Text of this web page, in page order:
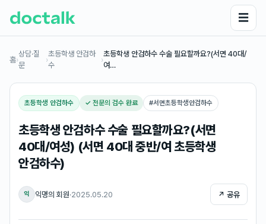
☰
홈›
상담·질
문
›
초등학생 안검하
수
›
초등학생 안검하수 수술 필요할까요?(서면 40대/
여…
초등학생 안검하수 ✓ 전문의 검수 완료 #서면초등학생안검하수
초등학생 안검하수 수술 필요할까요?(서면
40대/여성) (서면 40대 중반/여 초등학생
안검하수)
익 익명의 회원·2025.05.20 ↗ 공유